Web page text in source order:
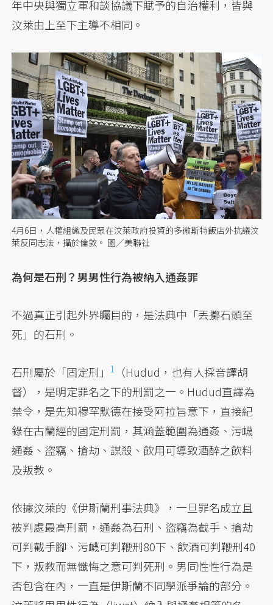
年中央與獨立軍和談協議下賦予的自治權利，皆與
汶萊由上至下主導不相同。
4月6日，人權組織及民眾在汶萊政府投資的多徹斯特飯店外抗議汶
萊反同志法，攝於倫敦。 圖／美聯社
為何是石刑？男男性行為被納入通姦罪
不過真正引起外界矚目的，是法典中「丟擲石頭至
死」的石刑。
石刑屬於「固定刑」1
（Hudud，也有人採音譯胡
督），是明定罪名之下的刑罰之一。Hudud直譯為
禁令，是先知穆罕默德在接受阿拉旨意下，直接紀
錄在古蘭經的固定刑罰，其涵蓋範圍為通姦、污衊
通姦、盜竊、搶劫、謀殺、飲用可導致酒醉之飲料
及叛教。
依據汶萊的《伊斯蘭刑事法典》，一旦罪名成立且
被判處最高刑罰，通姦為石刑、盜竊為截手、搶劫
可判截手腳、污衊可判鞭刑80下、飲酒可判鞭刑40
下，叛教而無懺悔之意可判死刑。男同性性行為是
否包含在內，一直是伊斯蘭不同學派爭論的部分。